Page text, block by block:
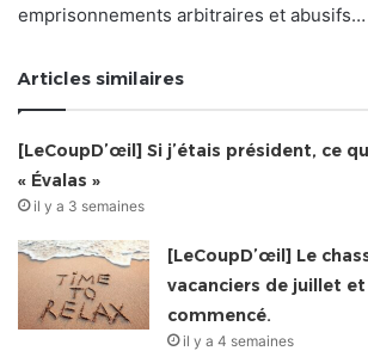
emprisonnements arbitraires et abusifs…
Articles similaires
[LeCoupD’œil] Si j’étais président, ce
« Évalas »
il y a 3 semaines
[LeCoupD’œil] Le
vacanciers de juillet et
commencé.
il y a 4 semaines